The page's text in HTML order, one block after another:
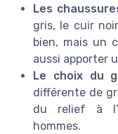
Les
gris, le cuir
bien, mais un
aussi apporter
Le choix du
différente de
du relief à
hommes.